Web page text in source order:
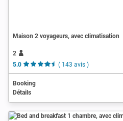
Maison 2 voyageurs, avec climatisation
2
5.0
( 143 avis )
Booking
Détails